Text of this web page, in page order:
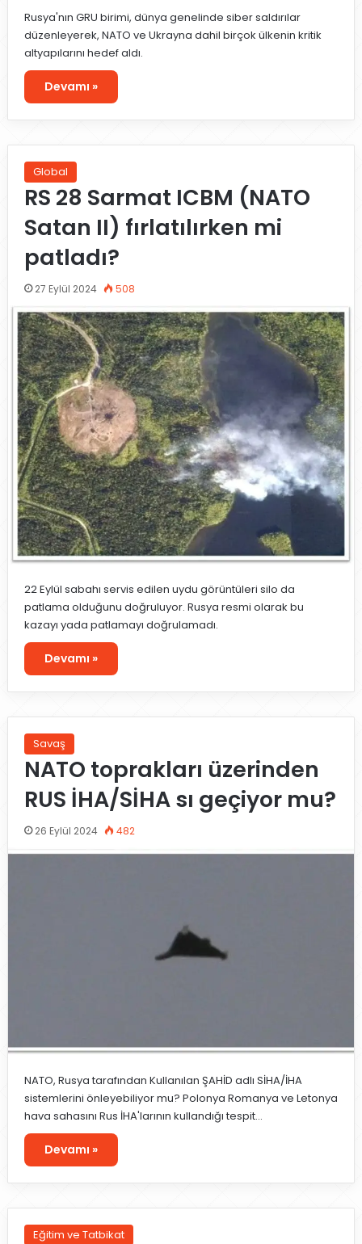
Rusya'nın GRU birimi, dünya genelinde siber saldırılar
düzenleyerek, NATO ve Ukrayna dahil birçok ülkenin kritik
altyapılarını hedef aldı.
Devamı »
Global
RS 28 Sarmat ICBM (NATO
Satan II) fırlatılırken mi
patladı?
27 Eylül 2024 508
22 Eylül sabahı servis edilen uydu görüntüleri silo da
patlama olduğunu doğruluyor. Rusya resmi olarak bu
kazayı yada patlamayı doğrulamadı.
Devamı »
Savaş
NATO toprakları üzerinden
RUS İHA/SİHA sı geçiyor mu?
26 Eylül 2024 482
NATO, Rusya tarafından Kullanılan ŞAHİD adlı SİHA/İHA
sistemlerini önleyebiliyor mu? Polonya Romanya ve Letonya
hava sahasını Rus İHA'larının kullandığı tespit…
Devamı »
Eğitim ve Tatbikat